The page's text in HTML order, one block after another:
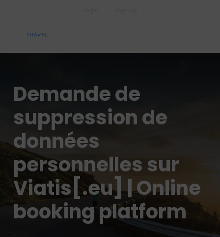
Demande de
suppression de
données
personnelles sur
Viatis[.eu] | Online
booking platform